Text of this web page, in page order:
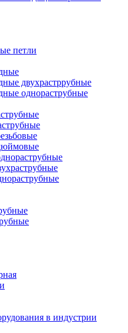
петли
двухрастррубные
однораструбные